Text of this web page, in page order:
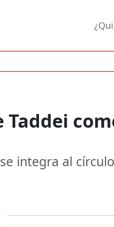
integra al